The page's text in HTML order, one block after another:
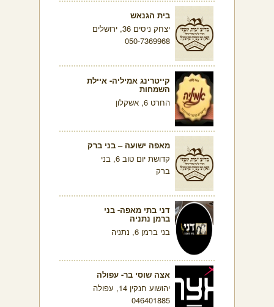
בית הגנאש
יצחק ניסים 36, ירושלים
050-7369968
קייטרינג אמיליה- איילת
השמחות
החרט 6, אשקלון
מאפה ישועה – בני ברק
קדושת יום טוב 6, בני
ברק
דני בתי מאפה- בני
ברמן נתניה
בני ברמן 6, נתניה
אצה שוסי בר- עפולה
יהושוע חנקין 14, עפולה
046401885